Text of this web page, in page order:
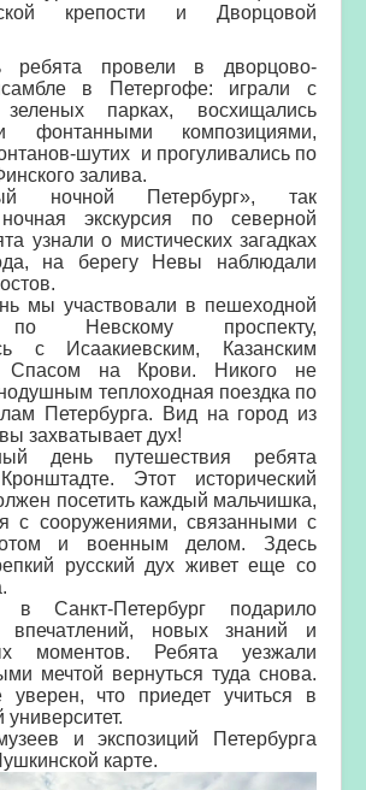
крепости и Дворцовой
ребята провели в дворцово-
в Петергофе: играли с
парках, восхищались
фонтанными композициями,
шутих и прогуливались по
залива.
ночной Петербург», так
экскурсия по северной
узнали о мистических загадках
на берегу Невы наблюдали
мы участвовали в пешеходной
по Невскому проспекту,
с Исаакиевским, Казанским
Спасом на Крови.
Никого не
теплоходная поездка по
Петербурга. Вид на город из
захватывает дух!
день путешествия ребята
Этот исторический
посетить каждый мальчишка,
с сооружениями, связанными с
и военным делом. Здесь
русский дух живет еще со
в Санкт-Петербург подарило
впечатлений, новых знаний и
моментов.
Ребята уезжали
мечтой вернуться туда снова.
что приедет учиться в
университет.
и экспозиций Петербурга
карте.